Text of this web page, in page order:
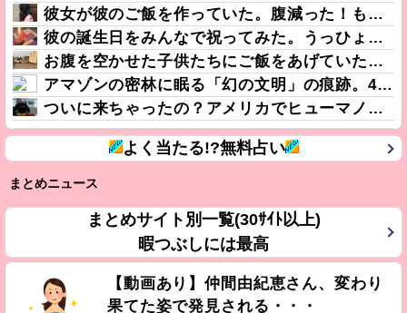
彼女が彼のご飯を作っていた。腹減った！もう待てないよぉ！ → 彼はこんな様子です…
彼の誕生日をみんなで祝ってみた。うっひょ～！ → この喜びようです…
お腹を空かせた子供たちにご飯をあげていた。ほんと助かるわ、どうもありがとう → 母親はこんな様子です…
アマゾンの密林に眠る「幻の文明」の痕跡。400もの巨大遺構を新たに発見
ついに来ちゃったの？アメリカでヒューマノイドロボットが家事代行サービスを開始
よく当たる!?無料占い
まとめニュース
まとめサイト別一覧(30ｻｲﾄ以上)
暇つぶしには最高
【動画あり】仲間由紀恵さん、変わり
果てた姿で発見される・・・